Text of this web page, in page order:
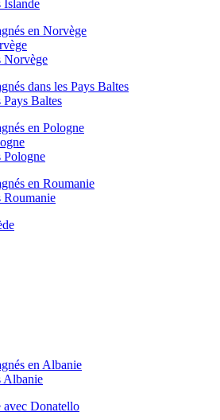
Islande
en Norvège
Norvège
dans les Pays Baltes
Pays Baltes
en Pologne
Pologne
en Roumanie
Roumanie
en Albanie
Albanie
avec Donatello